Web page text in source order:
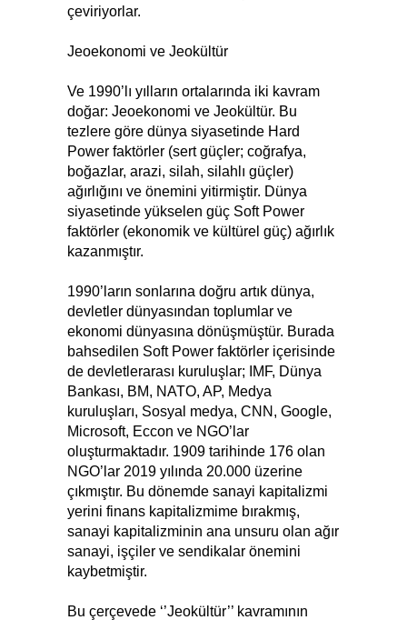
çeviriyorlar.
Jeoekonomi ve Jeokültür
Ve 1990’lı yılların ortalarında iki kavram
doğar: Jeoekonomi ve Jeokültür. Bu
tezlere göre dünya siyasetinde Hard
Power faktörler (sert güçler; coğrafya,
boğazlar, arazi, silah, silahlı güçler)
ağırlığını ve önemini yitirmiştir. Dünya
siyasetinde yükselen güç Soft Power
faktörler (ekonomik ve kültürel güç) ağırlık
kazanmıştır.
1990’ların sonlarına doğru artık dünya,
devletler dünyasından toplumlar ve
ekonomi dünyasına dönüşmüştür. Burada
bahsedilen Soft Power faktörler içerisinde
de devletlerarası kuruluşlar; IMF, Dünya
Bankası, BM, NATO, AP, Medya
kuruluşları, Sosyal medya, CNN, Google,
Microsoft, Eccon ve NGO’lar
oluşturmaktadır. 1909 tarihinde 176 olan
NGO’lar 2019 yılında 20.000 üzerine
çıkmıştır. Bu dönemde sanayi kapitalizmi
yerini finans kapitalizmime bırakmış,
sanayi kapitalizminin ana unsuru olan ağır
sanayi, işçiler ve sendikalar önemini
kaybetmiştir.
Bu çerçevede ‘’Jeokültür’’ kavramının